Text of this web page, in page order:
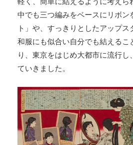
中でも三つ編みをベースにリボン
ト」や、すっきりとしたアップ
和服にも似合い自分でも結えるこ
り、東京をはじめ大都市に流行し
ていきました。